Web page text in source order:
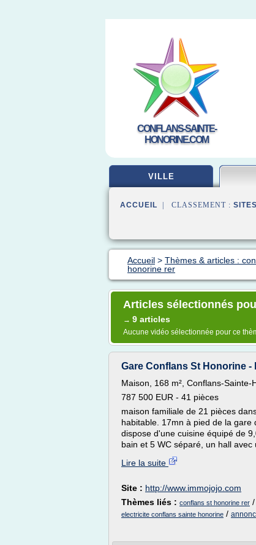
CONFLANS-SAINTE-
HONORINE.COM
VILLE
ACCUEIL | CLASSEMENT : SITES
Accueil > Thèmes & articles :
honorine rer
Articles sélectionnés
→ 9 articles
Aucune vidéo sélectionnée pour ce
Gare Conflans St Honorine -
Maison, 168 m², Conflans-Sainte-
787 500 EUR - 41 pièces
maison familiale de 21 pièces
habitable. 17mn à pied de la
dispose d'une cuisine équipé de
bain et 5 WC séparé, un hall avec
Lire la suite
Site : http://www.immojojo.com
Thèmes liés : conflans st honorine rer /
electricite conflans sainte honorine /